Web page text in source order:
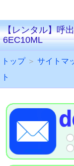
【レンタル】呼
6EC10ML
トップ＞ サイトマ
ト